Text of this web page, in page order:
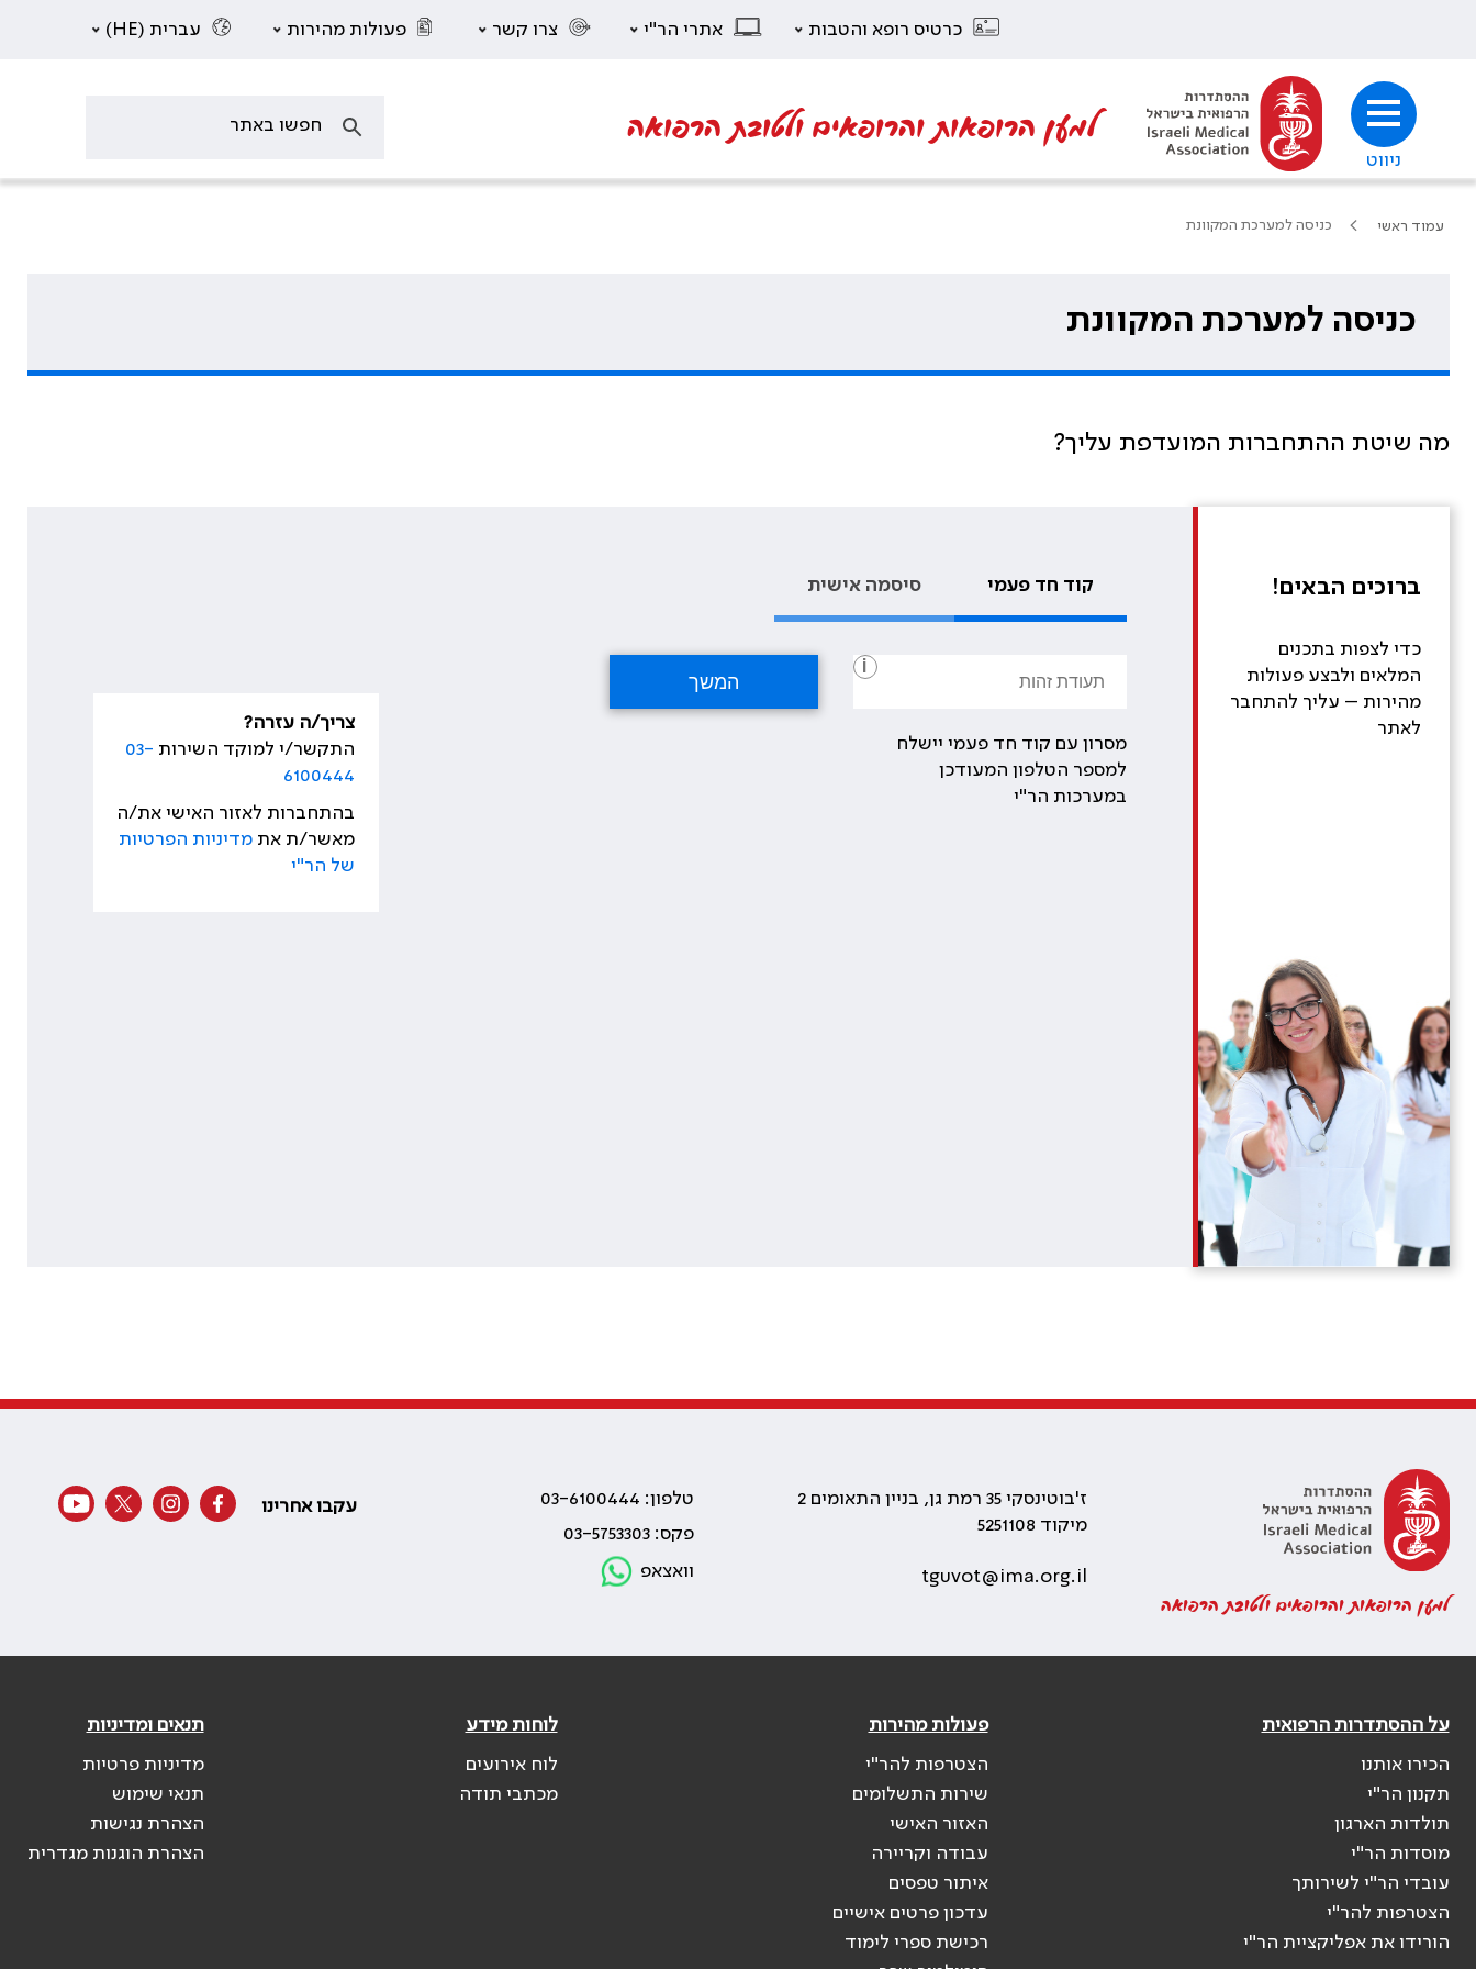
כרטיס רופא והטבות אתרי הר"י צרו קשר פעולות מהירות עברית (HE)
ניווט
למען הרופאות והרופאים ולטובת הרפואה
עמוד ראשי כניסה למערכת המקוונת
כניסה למערכת המקוונת
מה שיטת ההתחברות המועדפת עליך?
ברוכים הבאים!
כדי לצפות בתכנים
המלאים ולבצע פעולות
מהירות – עליך להתחבר
לאתר
קוד חד פעמי סיסמה אישית
i
מסרון עם קוד חד פעמי יישלח
למספר הטלפון המעודכן
במערכות הר"י
צריך/ה עזרה?
התקשר/י למוקד השירות 03-
6100444
בהתחברות לאזור האישי את/ה
מאשר/ת אתמדיניות הפרטיות
של הר"י
למען הרופאות והרופאים ולטובת הרפואה
ז'בוטינסקי 35 רמת גן, בניין התאומים 2
מיקוד 5251108
tguvot@ima.org.il
טלפון: 03-6100444
פקס: 03-5753303
וואצאפ
עקבו אחרינו
על ההסתדרות הרפואית
הכירו אותנו
תקנון הר"י
תולדות הארגון
מוסדות הר"י
עובדי הר"י לשירותך
הצטרפות להר"י
הורידו את אפליקציית הר"י
פעולות מהירות
הצטרפות להר"י
שירות התשלומים
האזור האישי
עבודה וקריירה
איתור טפסים
עדכון פרטים אישיים
רכישת ספרי לימוד
לוחות מידע
לוח אירועים
מכתבי תודה
תנאים ומדיניות
מדיניות פרטיות
תנאי שימוש
הצהרת נגישות
הצהרת הוגנות מגדרית